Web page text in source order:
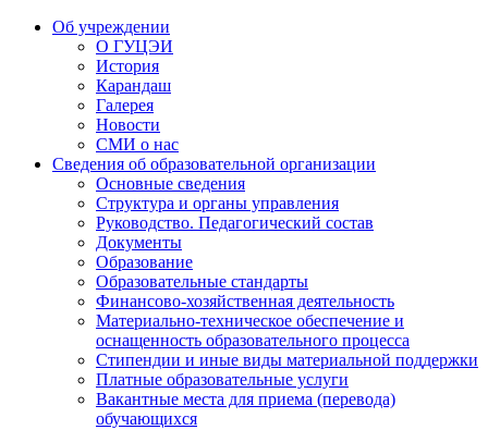
Об учреждении
О ГУЦЭИ
История
Карандаш
Галерея
Новости
СМИ о нас
Сведения об образовательной организации
Основные сведения
Структура и органы управления
Руководство. Педагогический состав
Документы
Образование
Образовательные стандарты
Финансово-хозяйственная деятельность
Материально-техническое обеспечение и
оснащенность образовательного процесса
Стипендии и иные виды материальной поддержки
Платные образовательные услуги
Вакантные места для приема (перевода)
обучающихся